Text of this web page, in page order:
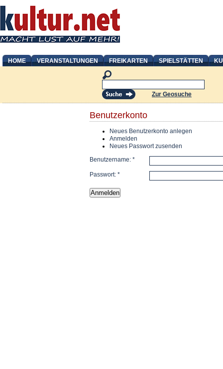
HOME VERANSTALTUNGEN FREIKARTEN SPIELSTÄTTEN
Zur Geosuche
Benutzerkonto
Neues Benutzerkonto anlegen
Anmelden
Neues Passwort zusenden
Benutzername: *
Passwort: *